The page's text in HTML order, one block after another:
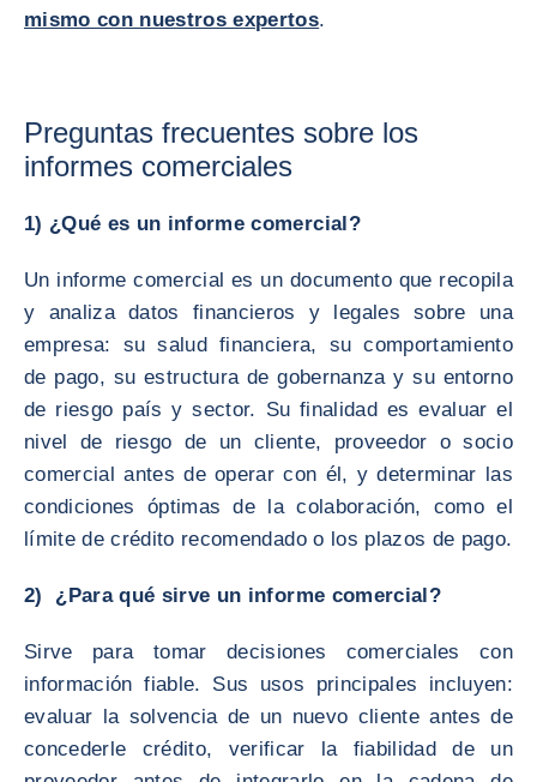
mismo con nuestros expertos.
Preguntas frecuentes sobre los
informes comerciales
1) ¿Qué es un informe comercial?
Un informe comercial es un documento que recopila
y analiza datos financieros y legales sobre una
empresa: su salud financiera, su comportamiento
de pago, su estructura de gobernanza y su entorno
de riesgo país y sector. Su finalidad es evaluar el
nivel de riesgo de un cliente, proveedor o socio
comercial antes de operar con él, y determinar las
condiciones óptimas de la colaboración, como el
límite de crédito recomendado o los plazos de pago.
2) ¿Para qué sirve un informe comercial?
Sirve para tomar decisiones comerciales con
información fiable. Sus usos principales incluyen:
evaluar la solvencia de un nuevo cliente antes de
concederle crédito, verificar la fiabilidad de un